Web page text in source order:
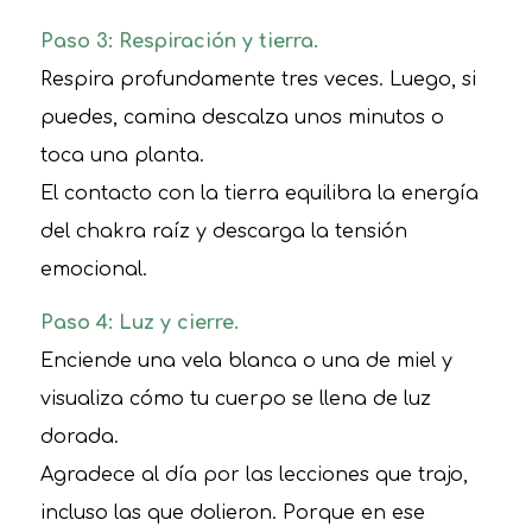
Paso 3: Respiración y tierra.
Respira profundamente tres veces. Luego, si
puedes, camina descalza unos minutos o
toca una planta.
El contacto con la tierra equilibra la energía
del chakra raíz y descarga la tensión
emocional.
Paso 4: Luz y cierre.
Enciende una vela blanca o una de miel y
visualiza cómo tu cuerpo se llena de luz
dorada.
Agradece al día por las lecciones que trajo,
incluso las que dolieron. Porque en ese